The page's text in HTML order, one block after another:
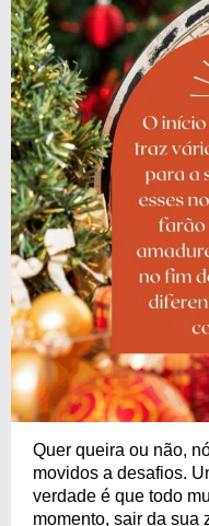
Quer queira ou não,
movidos a desafios.
verdade é que todo
momento, sair da sua